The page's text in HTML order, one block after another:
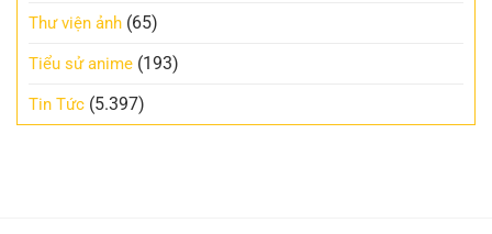
Thư viện ảnh (65)
Tiểu sử anime (193)
Tin Tức (5.397)